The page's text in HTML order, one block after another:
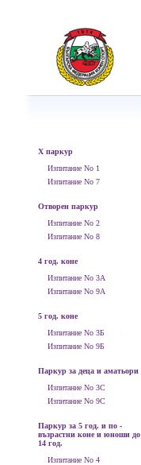
Х паркур
Изпитание No 1
Изпитание No 7
Отворен паркур
Изпитание No 2
Изпитание No 8
4 год. коне
Изпитание No 3А
Изпитание No 9А
5 год. коне
Изпитание No 3Б
Изпитание No 9Б
Паркур за деца и аматьори
Изпитание No 3С
Изпитание No 9С
Паркур за 5 год. и по -
възрастни коне и юноши до
14 год.
Изпитание No 4